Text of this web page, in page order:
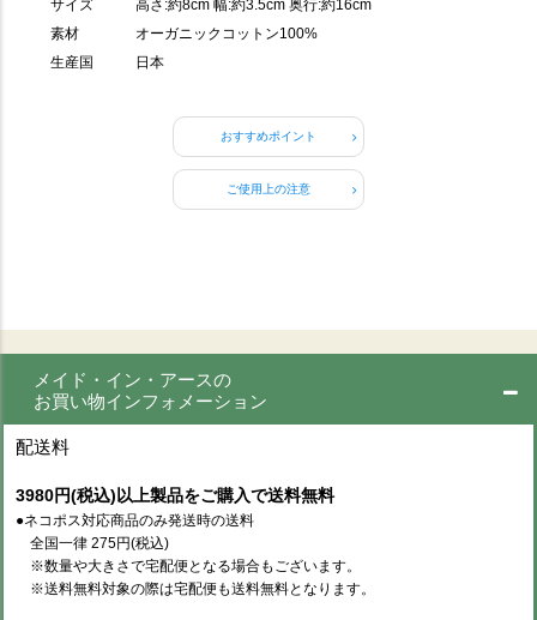
おすすめポイント
ご使用上の注意
サイズ
高さ:約8cm 幅:約3.5cm 奥行:約16cm
素材
オーガニックコットン100%
生産国
日本
メイド・イン・アースの
お買い物インフォメーション
配送料
3980円(税込)以上製品をご購入で送料無料
●ネコポス対応商品のみ発送時の送料
全国一律 275円(税込)
※数量や大きさで宅配便となる場合もございます。
※送料無料対象の際は宅配便も送料無料となります。